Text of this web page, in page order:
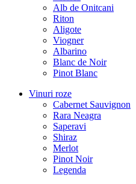
Alb de Onitcani
Riton
Aligote
Viogner
Albarino
Blanc de Noir
Pinot Blanc
Vinuri roze
Cabernet Sauvignon
Rara Neagra
Saperavi
Shiraz
Merlot
Pinot Noir
Legenda